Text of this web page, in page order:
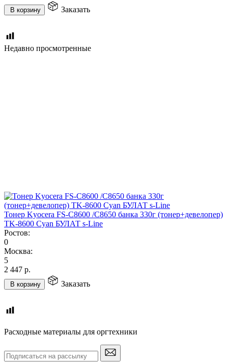
В корзину Заказать
Недавно просмотренные
Тонер Kyocera FS-C8600 /C8650 банка 330г (тонер+девелопер)
TK-8600 Cyan БУЛАТ s-Line
Ростов:
0
Москва:
5
2 447 р.
В корзину Заказать
Расходные материалы для оргтехники